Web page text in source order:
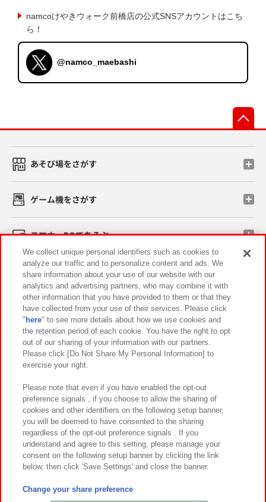
namcoけやきウォーク前橋店の公式SNSアカウントはこち
ら！
@namco_maebashi
あそび場をさがす
ゲーム機をさがす
スマホ・PCであそぶ
イベント・キャンペーン
関連会社 サステナビリティ サイトポリシー
プライバシーポリシー ウェブアクセシビリティ方針と検証結果
お取引先さまとともに
カスタマーハラスメント対応方針 よくあるご質問・お問い合わせ
©Bandai Namco Amusement Inc.
©Bandai Namco Amusement Lab Inc.
We collect unique personal identifiers such as cookies to
analyze our traffic and to personalize content and ads. We
share information about your use of our website with our
analytics and advertising partners, who may combine it with
other information that you have provided to them or that they
have collected from your use of their services. Please click
" here" to see more details about how we use cookies and
the retention period of each cookie. You have the right to opt
out of our sharing of your information with our partners.
Please click [Do Not Share My Personal Information] to
exercise your right.
Please note that even if you have enabled the opt-out
preference signals , if you choose to allow the sharing of
cookies and other identifiers on the following setup banner,
you will be deemed to have consented to the sharing
regardless of the opt-out preference signals . If you
understand and agree to this setting, please manage your
consent on the following setup banner by clicking the link
below, then click 'Save Settings' and close the banner.
Change your share preference